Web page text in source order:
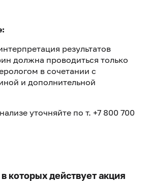
результатов
должна проводиться только
в сочетании с
и дополнительной
уточняйте по т. +7 800 700
которых действует акция